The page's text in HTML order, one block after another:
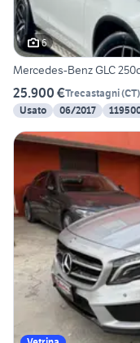
6
Mercedes-Benz GLC
25.900 €Trecastagni(CT)
Usato
06/2017